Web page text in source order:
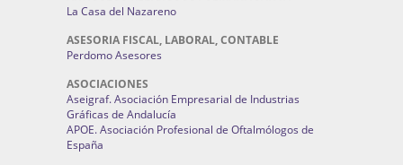
La Casa del Nazareno
ASESORIA FISCAL, LABORAL, CONTABLE
Perdomo Asesores
ASOCIACIONES
Aseigraf. Asociación Empresarial de Industrias
Gráficas de Andalucía
APOE. Asociación Profesional de Oftalmólogos de
España